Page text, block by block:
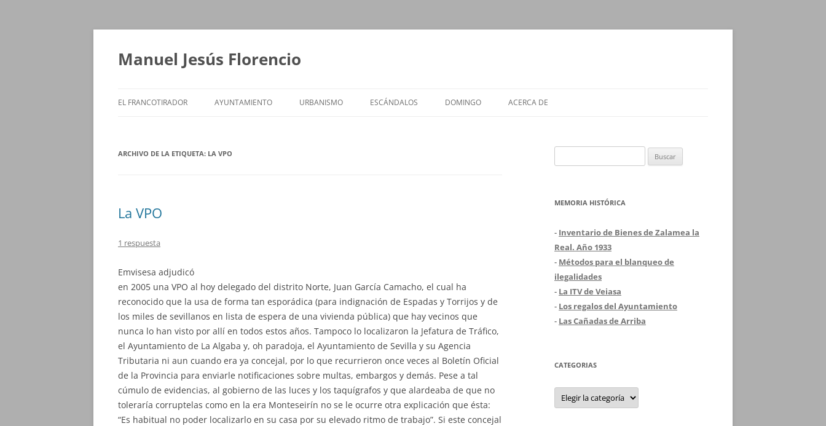
Saltar
Manuel Jesús Florencio
EL FRANCOTIRADOR AYUNTAMIENTO URBANISMO ESCÁNDALOS DOMINGO ACERCA DE
ARCHIVO DE LA ETIQUETA: LA VPO
La VPO
1 respuesta
Emvisesa adjudicó
en 2005 una VPO al hoy delegado del distrito Norte, Juan García Camacho, el cual ha
reconocido que la usa de forma tan esporádica (para indignación de Espadas y Torrijos y de
los miles de sevillanos en lista de espera de una vivienda pública) que hay vecinos que
nunca lo han visto por allí en todos estos años. Tampoco lo localizaron la Jefatura de Tráfico,
el Ayuntamiento de La Algaba y, oh paradoja, el Ayuntamiento de Sevilla y su Agencia
Tributaria ni aun cuando era ya concejal, por lo que recurrieron once veces al Boletín Oficial
de la Provincia para enviarle notificaciones sobre multas, embargos y demás. Pese a tal
cúmulo de evidencias, al gobierno de las luces y los taquígrafos y que alardeaba de que no
toleraría corruptelas como en la era Monteseirín no se le ocurre otra explicación que ésta:
“Es habitual no poder localizarlo en su casa por su elevado ritmo de trabajo”. Si este concejal
MEMORIA HISTÓRICA
- Inventario de Bienes de Zalamea la
Real. Año 1933
- Métodos para el blanqueo de
ilegalidades
- La ITV de Veiasa
- Los regalos del Ayuntamiento
- Las Cañadas de Arriba
CATEGORIAS
Categorias